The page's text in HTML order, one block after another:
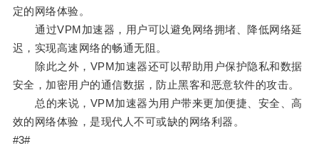
定的网络体验。
通过VPM加速器，用户可以避免网络拥堵、降低网络延
迟，实现高速网络的畅通无阻。
除此之外，VPM加速器还可以帮助用户保护隐私和数据
安全，加密用户的通信数据，防止黑客和恶意软件的攻击。
总的来说，VPM加速器为用户带来更加便捷、安全、高
效的网络体验，是现代人不可或缺的网络利器。
#3#